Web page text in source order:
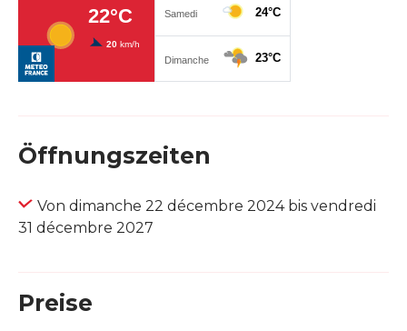
Öffnungszeiten
Von dimanche 22 décembre 2024 bis vendredi
31 décembre 2027
Preise